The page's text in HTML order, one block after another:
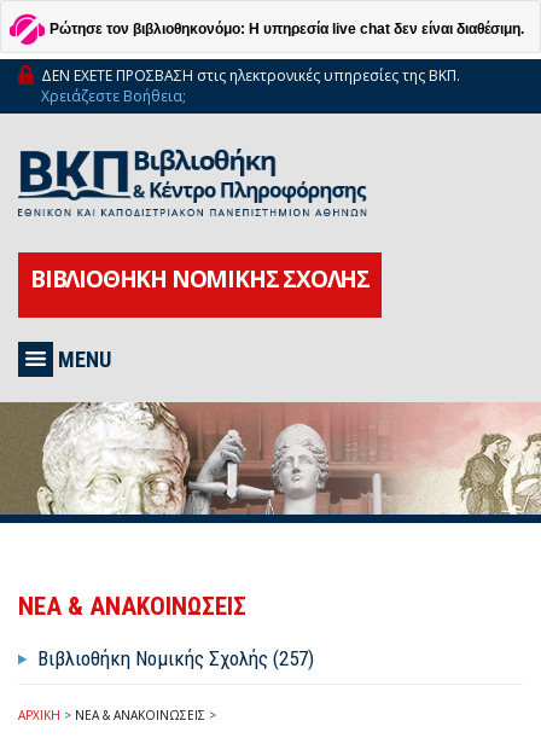
Ρώτησε τον βιβλιοθηκονόμο: Η υπηρεσία live chat δεν είναι διαθέσιμη.
ΔΕΝ ΕΧΕΤΕ ΠΡΟΣΒΑΣΗ στις ηλεκτρονικές υπηρεσίες της ΒΚΠ.
Χρειάζεστε Βοήθεια;
ΒΙΒΛΙΟΘΗΚΗ ΝΟΜΙΚΗΣ ΣΧΟΛΗΣ
MENU
ΝΕΑ & ΑΝΑΚΟΙΝΩΣΕΙΣ
Βιβλιοθήκη Νομικής Σχολής (257)
ΑΡΧΙΚΗ > ΝΕΑ & ΑΝΑΚΟΙΝΩΣΕΙΣ >